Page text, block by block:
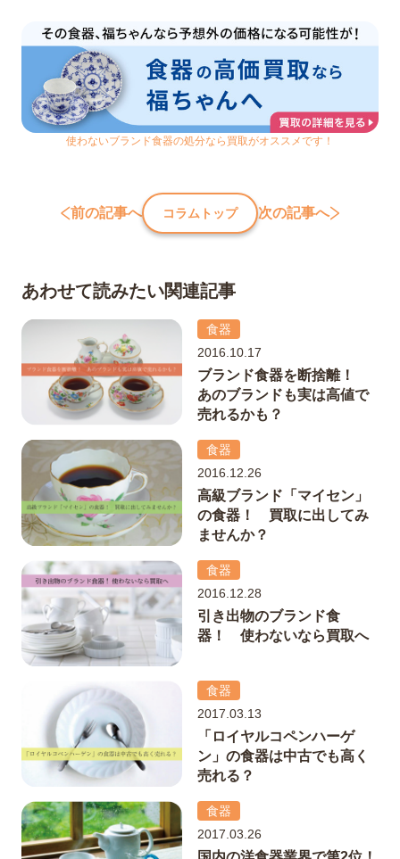
使わないブランド食器の処分なら買取がオススメです！
前の記事へ コラムトップ 次の記事へ
あわせて読みたい関連記事
食器
2016.10.17
ブランド食器を断捨離！
あのブランドも実は高値で
売れるかも？
食器
2016.12.26
高級ブランド「マイセン」
の食器！ 買取に出してみ
ませんか？
食器
2016.12.28
引き出物のブランド食
器！ 使わないなら買取へ
食器
2017.03.13
「ロイヤルコペンハーゲ
ン」の食器は中古でも高く
売れる？
食器
2017.03.26